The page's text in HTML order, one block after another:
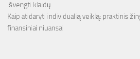
išvengti klaidų
Kaip atidaryti individualią veiklą: praktinis
finansiniai niuansai